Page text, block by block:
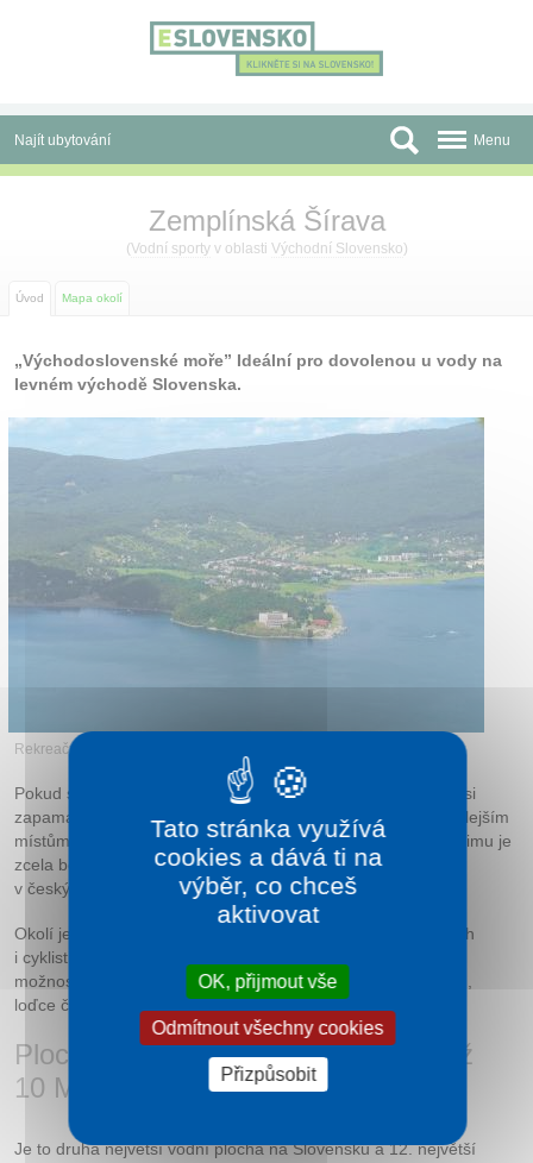
Najít ubytování
Slevy a Last Minute
Autobusové zájezdy
Před cestou
Menu
Zemplínská Šírava
(Vodní sportyv oblasti Východní Slovensko)
Úvod Mapa okolí
„Východoslovenské moře” Ideální pro dovolenou u vody na
levném východě Slovenska.
Rekreační oblast Zemplínská Šírava
Pokud se i v září rádi povalujete na dovolené u vody, dobře si
zapamatujte, že Zemplínská Šírava a její okolí patří k nejteplejším
místům na Slovensku a trávit zde dovolenou začátkem podzimu je
zcela běžné. Letní teplotní průměry jsou tady také lepší než
v českých poměrech.
Okolí je hornaté a pokryté vinicemi, je zde mnoho turistických
i cyklistických tras. Samotná vodní plocha poskytuje spoustu
možností vodního sportování, jako je jízda na vodním skútru,
loďce či vodním banánu
Plocha Zemplínské šíravy? Více než
10 Máchových jezer
Je to druhá největší vodní plocha na Slovensku a 12. největší
Tato stránka využívá
cookies a dává ti na
výběr, co chceš
aktivovat
OK, přijmout vše
Odmítnout všechny cookies
Přizpůsobit